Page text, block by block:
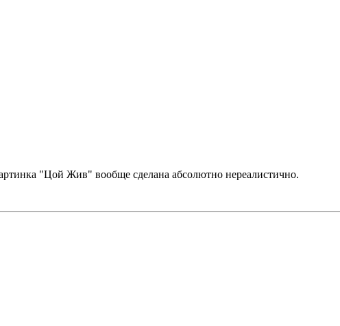
"Цой Жив" вообще сделана абсолютно нереалистично.